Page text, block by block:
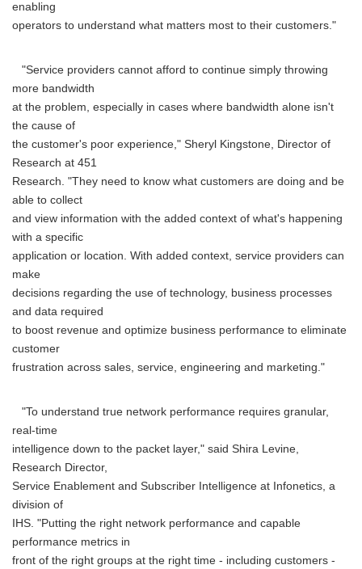
enabling
operators to understand what matters most to their customers."
"Service providers cannot afford to continue simply throwing
more bandwidth
at the problem, especially in cases where bandwidth alone isn't
the cause of
the customer's poor experience," Sheryl Kingstone, Director of
Research at 451
Research. "They need to know what customers are doing and be
able to collect
and view information with the added context of what's happening
with a specific
application or location. With added context, service providers can
make
decisions regarding the use of technology, business processes
and data required
to boost revenue and optimize business performance to eliminate
customer
frustration across sales, service, engineering and marketing."
"To understand true network performance requires granular,
real-time
intelligence down to the packet layer," said Shira Levine,
Research Director,
Service Enablement and Subscriber Intelligence at Infonetics, a
division of
IHS. "Putting the right network performance and capable
performance metrics in
front of the right groups at the right time - including customers -